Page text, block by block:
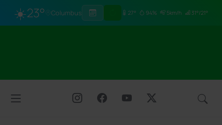
☀️23° Columbus 27° 94% 5km/h 31°/21°